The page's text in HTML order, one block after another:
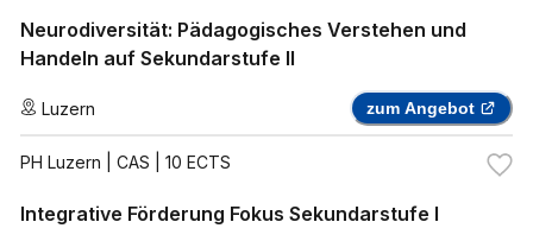
Neurodiversität: Pädagogisches Verstehen und
Handeln auf Sekundarstufe II
Luzern zum Angebot
PH Luzern | CAS | 10 ECTS
Integrative Förderung Fokus Sekundarstufe I